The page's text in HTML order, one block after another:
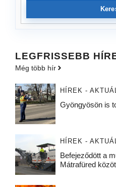
LEGFRISSEBB
Még több hír
HÍREK -
Gyöngyösön is
HÍREK -
Befejeződött a
Mátrafüred